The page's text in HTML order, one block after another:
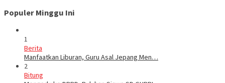
Populer Minggu Ini
1
Berita
Manfaatkan Liburan, Guru Asal Jepang Men…
2
Bitung